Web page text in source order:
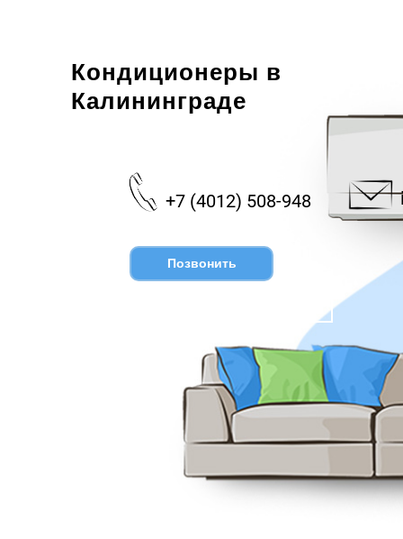
Кондиционеры в
Калининграде
+7 (4012) 508-948
Позвонить